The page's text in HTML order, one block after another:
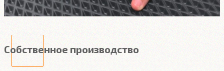
Собственное производство